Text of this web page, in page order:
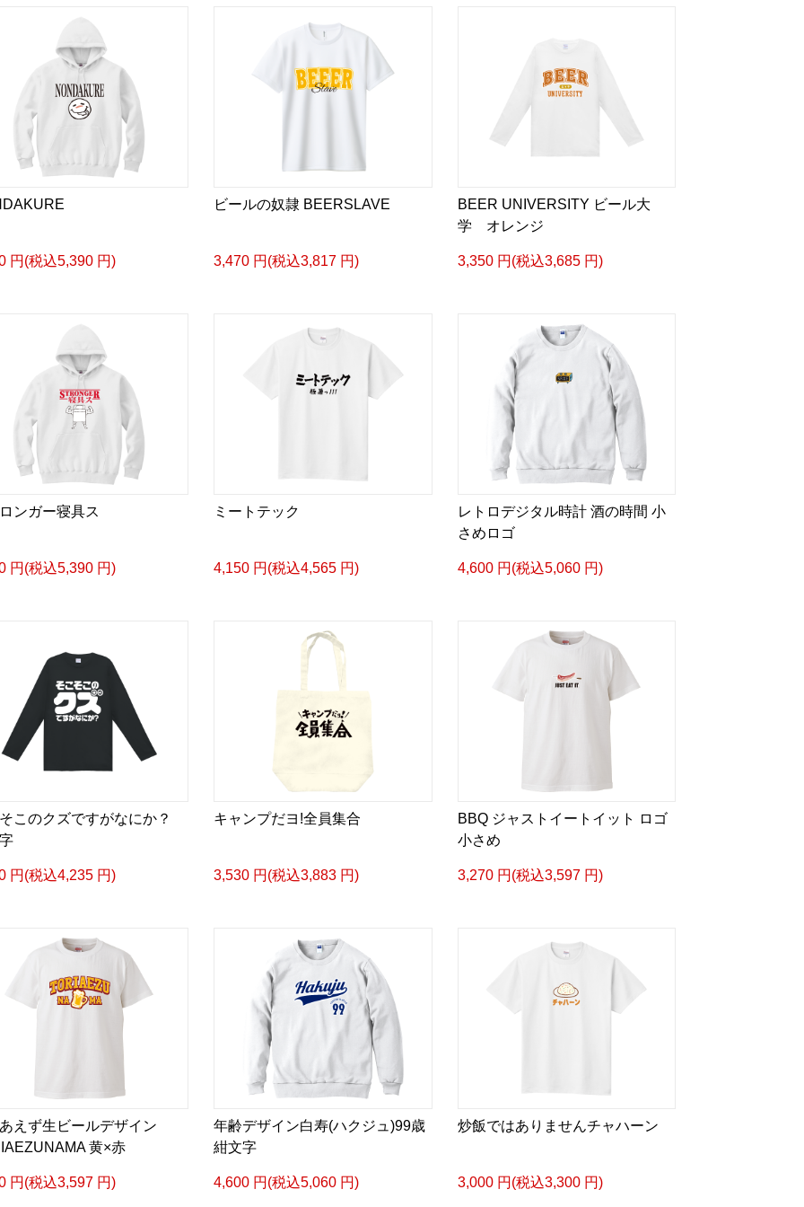
円(税込5,390 円)
ビールの奴隷 BEERSLAVE
3,470 円(税込3,817 円)
BEER UNIVERSITY ビール大
学 オレンジ
3,350 円(税込3,685 円)
ンガー寝具ス
円(税込5,390 円)
ミートテック
4,150 円(税込4,565 円)
レトロデジタル時計 酒の時間 小
さめロゴ
4,600 円(税込5,060 円)
このクズですがなにか？
円(税込4,235 円)
キャンプだヨ!全員集合
3,530 円(税込3,883 円)
BBQ ジャストイートイット ロゴ
小さめ
3,270 円(税込3,597 円)
えず生ビールデザイン
黄×赤
円(税込3,597 円)
年齢デザイン白寿(ハクジュ)99歳
紺文字
4,600 円(税込5,060 円)
炒飯ではありませんチャハーン
3,000 円(税込3,300 円)